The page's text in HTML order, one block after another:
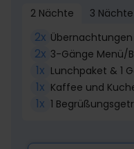
2 Nächte 3 Nächte
2x
2x 3-Gänge Menü/
1x Lunchpaket & 1
1x Kaffee und
1x 1